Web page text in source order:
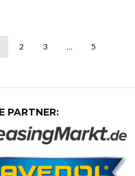
2 3 … 5
PARTNER: